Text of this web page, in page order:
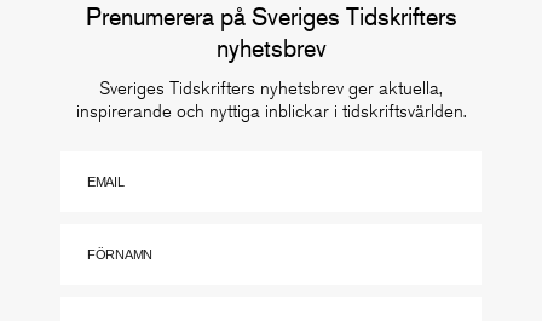
Prenumerera på Sveriges Tidskrifters
nyhetsbrev
Sveriges Tidskrifters nyhetsbrev ger aktuella,
inspirerande och nyttiga inblickar i tidskriftsvärlden.